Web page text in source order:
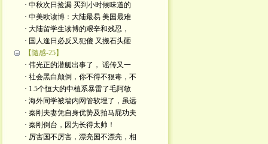
· 中秋次日捡漏 买到小时候味道的
· 中美欧读博：大陆最易 美国最难
· 大陆留学生读博的艰辛和残忍，
· 国人逢日必反又犯傻 又搬石头砸
【隨感-25】
· 伟光正的潜艇出事了， 谣传又一
· 社会黑白颠倒，你不得不狠毒，不
· 1.5个恒大的中植系暴雷了毛阿敏
· 海外同学被墙内网管软埋了，虽远
· 秦刚夫妻凭自身优势及拍马屁功夫
· 秦刚倒台，因为长得太帅！
· 厉害国不厉害，漂亮国不漂亮，相